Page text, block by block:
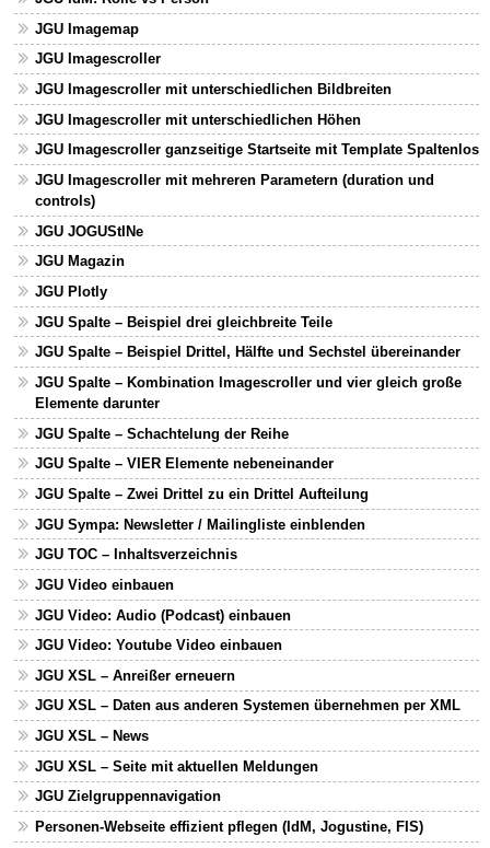
JGU Imagemap
JGU Imagescroller
JGU Imagescroller mit unterschiedlichen Bildbreiten
JGU Imagescroller mit unterschiedlichen Höhen
JGU Imagescroller ganzseitige Startseite mit Template Spaltenlos
JGU Imagescroller mit mehreren Parametern (duration und
controls)
JGU JOGUStINe
JGU Magazin
JGU Plotly
JGU Spalte – Beispiel drei gleichbreite Teile
JGU Spalte – Beispiel Drittel, Hälfte und Sechstel übereinander
JGU Spalte – Kombination Imagescroller und vier gleich große
Elemente darunter
JGU Spalte – Schachtelung der Reihe
JGU Spalte – VIER Elemente nebeneinander
JGU Spalte – Zwei Drittel zu ein Drittel Aufteilung
JGU Sympa: Newsletter / Mailingliste einblenden
JGU TOC – Inhaltsverzeichnis
JGU Video einbauen
JGU Video: Audio (Podcast) einbauen
JGU Video: Youtube Video einbauen
JGU XSL – Anreißer erneuern
JGU XSL – Daten aus anderen Systemen übernehmen per XML
JGU XSL – News
JGU XSL – Seite mit aktuellen Meldungen
JGU Zielgruppennavigation
Personen-Webseite effizient pflegen (IdM, Jogustine, FIS)